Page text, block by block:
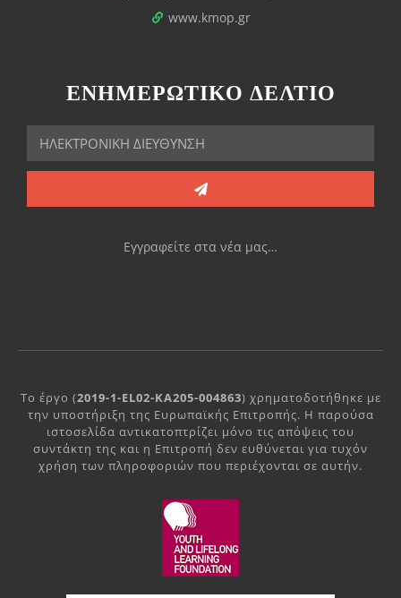
www.kmop.gr
ΕΝΗΜΕΡΩΤΙΚΟ ΔΕΛΤΙΟ
Εγγραφείτε στα νέα μας…
Το έργο (2019-1-EL02-KA205-004863) χρηματοδοτήθηκε με
την υποστήριξη της Ευρωπαϊκής Επιτροπής. Η παρούσα
ιστοσελίδα αντικατοπτρίζει μόνο τις απόψεις του
συντάκτη της και η Επιτροπή δεν ευθύνεται για τυχόν
χρήση των πληροφοριών που περιέχονται σε αυτήν.